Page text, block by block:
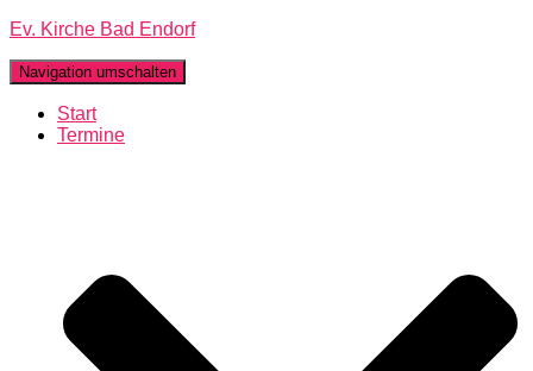
Ev. Kirche Bad Endorf
Navigation umschalten
Start
Termine